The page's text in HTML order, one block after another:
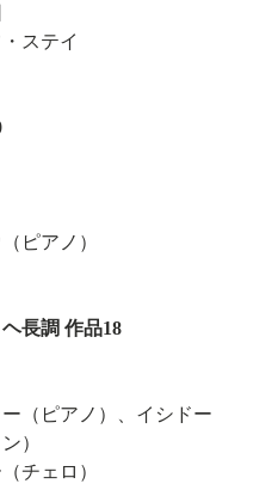
ステイ
ピアノ）
長調 作品18
ピアノ）、イシドー
）
ェロ）